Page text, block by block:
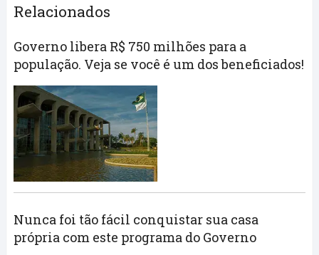
Relacionados
Governo libera R$ 750 milhões para a
população. Veja se você é um dos beneficiados!
Nunca foi tão fácil conquistar sua casa
própria com este programa do Governo